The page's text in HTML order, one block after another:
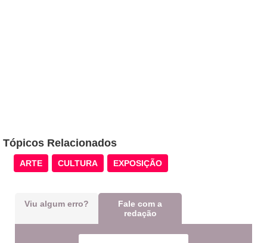
Tópicos Relacionados
ARTE CULTURA EXPOSIÇÃO
Viu algum erro?
Fale com a
redação